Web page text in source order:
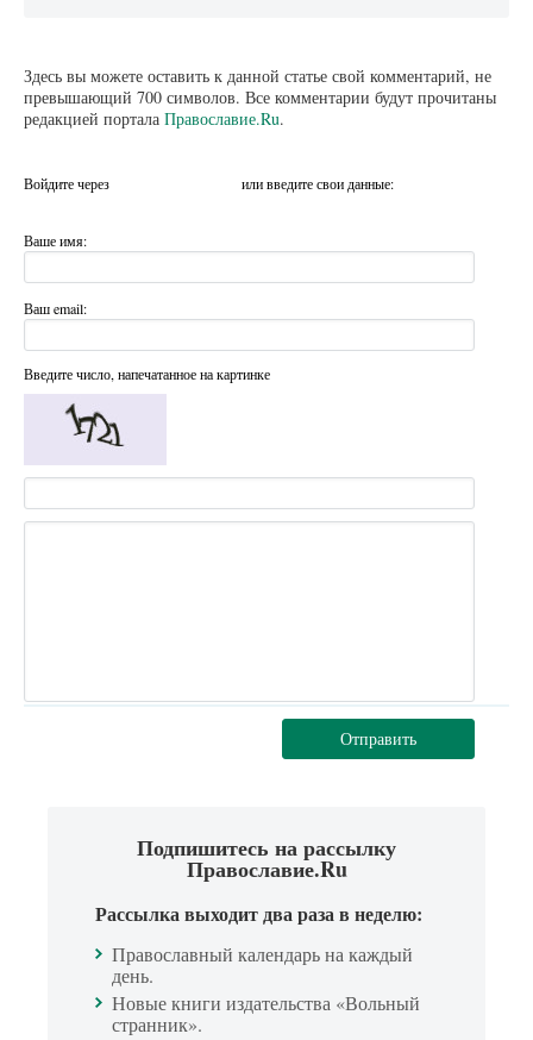
Здесь вы можете оставить к данной статье свой комментарий, не
превышающий 700 символов. Все комментарии будут прочитаны
редакцией портала Православие.Ru.
Войдите через или введите свои данные:
Ваше имя:
Ваш email:
Введите число, напечатанное на картинке
Отправить
Подпишитесь на рассылку
Православие.Ru
Рассылка выходит два раза в неделю:
Православный календарь на каждый
день.
Новые книги издательства «Вольный
странник».